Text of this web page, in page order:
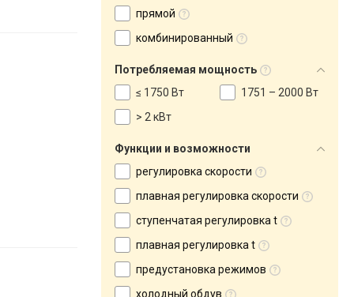
прямой
комбинированный
Потребляемая мощность
≤ 1750 Вт
1751 – 2000 Вт
> 2 кВт
Функции и возможности
регулировка скорости
плавная регулировка скорости
ступенчатая регулировка t
плавная регулировка t
предустановка режимов
холодный обдув